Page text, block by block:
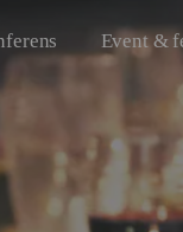
Event &